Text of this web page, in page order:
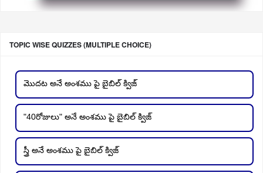
TOPIC WISE QUIZZES (MULTIPLE CHOICE)
మొదట అనే అంశము పై బైబిల్ క్విజ్
"40రోజులు" అనే అంశము పై బైబిల్ క్విజ్
స్త్రీ అనే అంశము పై బైబిల్ క్విజ్